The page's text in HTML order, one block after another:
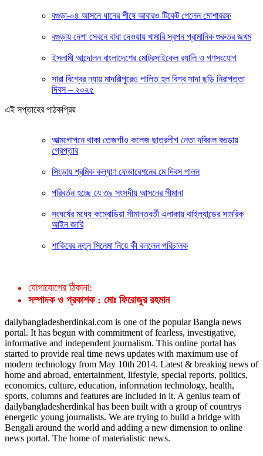
বগুড়া-০৪ আসনে ধানের শীষে আবারও টিকেট পেলেন মোশাররফ
বগুড়ায় নেশা সেবনে বাধা দেওয়ায় খামারি স্বপন প্রামানিক গুরুতর জখম
ইসলামী আন্দোলন বাংলাদেশের মোটরসাইকেল র‍্যালি ও গণসংযোগ
সারা বিশ্বের ন্যায় মাদারীপুরেও পালিত হল বিশ্ব সাদা ছড়ি নিরাপত্তা
দিবস – ২০২৫
এই সপ্তাহের পাঠকপ্রিয়
আত্মগোপনে থাকা তেজগাঁও কলেজ ছাত্রলীগ নেতা দবিরূল বগুড়ায়
গ্রেপ্তার
সিংড়ায় শ্রমিক কল্যাণ ফেডারেশনের মে দিবস পালন
পরিবর্তন হচ্ছে যে ৩৯ সংসদীয় আসনের সীমানা
সংঘর্ষের মধ্যে কম্বোডিয়া সীমান্তবর্তী এলাকায় থাইল্যান্ডের সামরিক
আইন জারি
শাকিবের নতুন সিনেমা নিয়ে কী বললেন পরিচালক
যোগাযোগের ঠিকানা:
সম্পাদক ও প্রকাশক : মোঃ ফিরোজুর রহমান
dailybangladesherdinkal.com is one of the popular Bangla news
portal. It has begun with commitment of fearless, investigative,
informative and independent journalism. This online portal has
started to provide real time news updates with maximum use of
modern technology from May 10th 2014. Latest & breaking news of
home and abroad, entertainment, lifestyle, special reports, politics,
economics, culture, education, information technology, health,
sports, columns and features are included in it. A genius team of
dailybangladesherdinkal has been built with a group of countrys
energetic young journalists. We are trying to build a bridge with
Bengali around the world and adding a new dimension to online
news portal. The home of materialistic news.